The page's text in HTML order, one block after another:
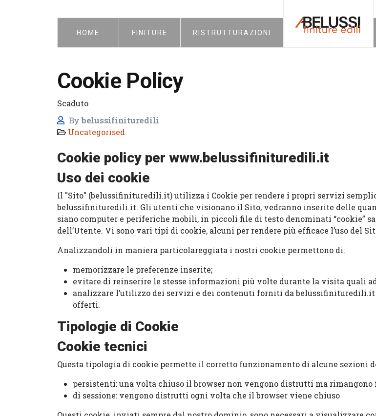
HOME FINITURE RISTRUTTURAZIONI
Cookie Policy
Scaduto
By belussifinituredili
Uncategorised
Cookie policy per www.belussifinituredili.it
Uso dei cookie
Il "Sito" (belussifinituredili.it) utilizza i Cookie per rendere i propri servizi
belussifinituredili.it. Gli utenti che visionano il Sito, vedranno inserite delle
siano computer e periferiche mobili, in piccoli file di testo denominati “cookie”
dell’Utente. Vi sono vari tipi di cookie, alcuni per rendere più efficace l’uso del
Analizzandoli in maniera particolareggiata i nostri cookie permettono di:
memorizzare le preferenze inserite;
evitare di reinserire le stesse informazioni più volte durante la visita quali
analizzare l’utilizzo dei servizi e dei contenuti forniti da
offerti.
Tipologie di Cookie
Cookie tecnici
Questa tipologia di cookie permette il corretto funzionamento di alcune sezioni
persistenti: una volta chiuso il browser non vengono distrutti ma rimangono
di sessione: vengono distrutti ogni volta che il browser viene chiuso